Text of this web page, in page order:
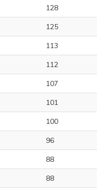
128
125
113
112
107
101
100
96
88
88